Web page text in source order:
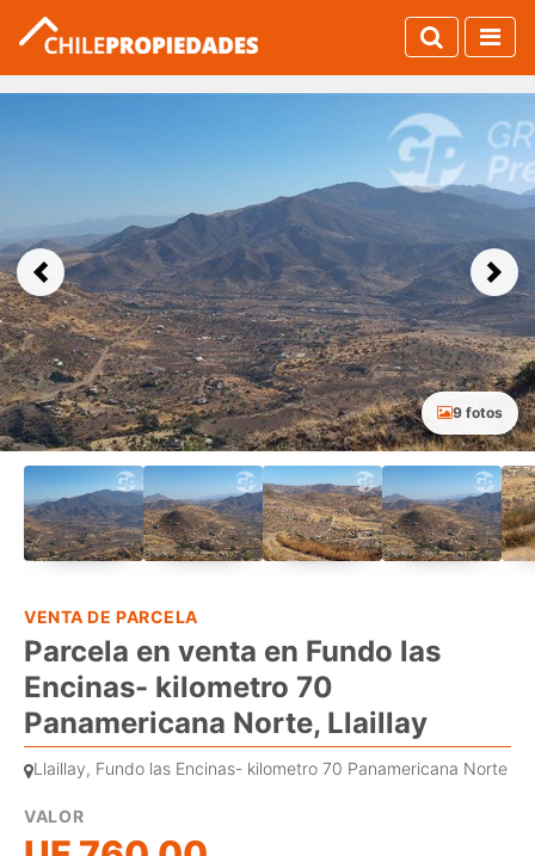
Previous Next
9 fotos
VENTA DE PARCELA
Parcela en venta en Fundo las
Encinas- kilometro 70
Panamericana Norte, Llaillay
Llaillay, Fundo las Encinas- kilometro 70 Panamericana Norte
VALOR